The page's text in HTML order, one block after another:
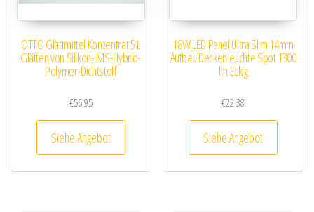
OTTO Glättmittel Konzentrat 5 L
Glätten von Silikon- MS-Hybrid-
Polymer-Dichtstoff
€56.95
Siehe Angebot
18W LED Panel Ultra Slim 14mm
Aufbau Deckenleuchte Spot 1300
lm Eckig
€22.38
Siehe Angebot